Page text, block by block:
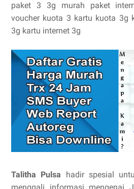
paket 3 3g murah paket
voucher kuota 3 kartu kuota 3g
3g kartu internet 3g
Talitha Pulsa hadir spesial